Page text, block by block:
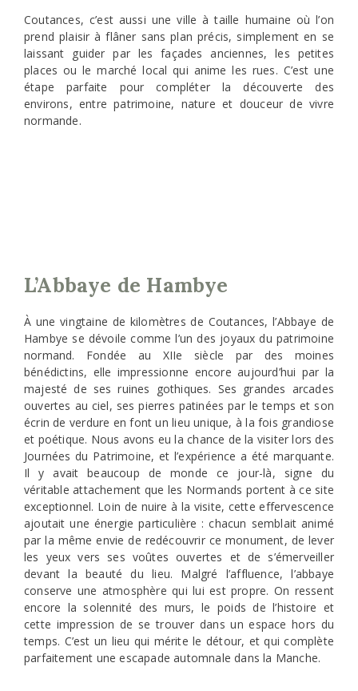
Coutances, c’est aussi une ville à taille humaine où l’on
prend plaisir à flâner sans plan précis, simplement en se
laissant guider par les façades anciennes, les petites
places ou le marché local qui anime les rues. C’est une
étape parfaite pour compléter la découverte des
environs, entre patrimoine, nature et douceur de vivre
normande.
L’Abbaye de Hambye
À une vingtaine de kilomètres de Coutances, l’Abbaye de
Hambye se dévoile comme l’un des joyaux du patrimoine
normand. Fondée au XIIe siècle par des moines
bénédictins, elle impressionne encore aujourd’hui par la
majesté de ses ruines gothiques. Ses grandes arcades
ouvertes au ciel, ses pierres patinées par le temps et son
écrin de verdure en font un lieu unique, à la fois grandiose
et poétique. Nous avons eu la chance de la visiter lors des
Journées du Patrimoine, et l’expérience a été marquante.
Il y avait beaucoup de monde ce jour-là, signe du
véritable attachement que les Normands portent à ce site
exceptionnel. Loin de nuire à la visite, cette effervescence
ajoutait une énergie particulière : chacun semblait animé
par la même envie de redécouvrir ce monument, de lever
les yeux vers ses voûtes ouvertes et de s’émerveiller
devant la beauté du lieu. Malgré l’affluence, l’abbaye
conserve une atmosphère qui lui est propre. On ressent
encore la solennité des murs, le poids de l’histoire et
cette impression de se trouver dans un espace hors du
temps. C’est un lieu qui mérite le détour, et qui complète
parfaitement une escapade automnale dans la Manche.